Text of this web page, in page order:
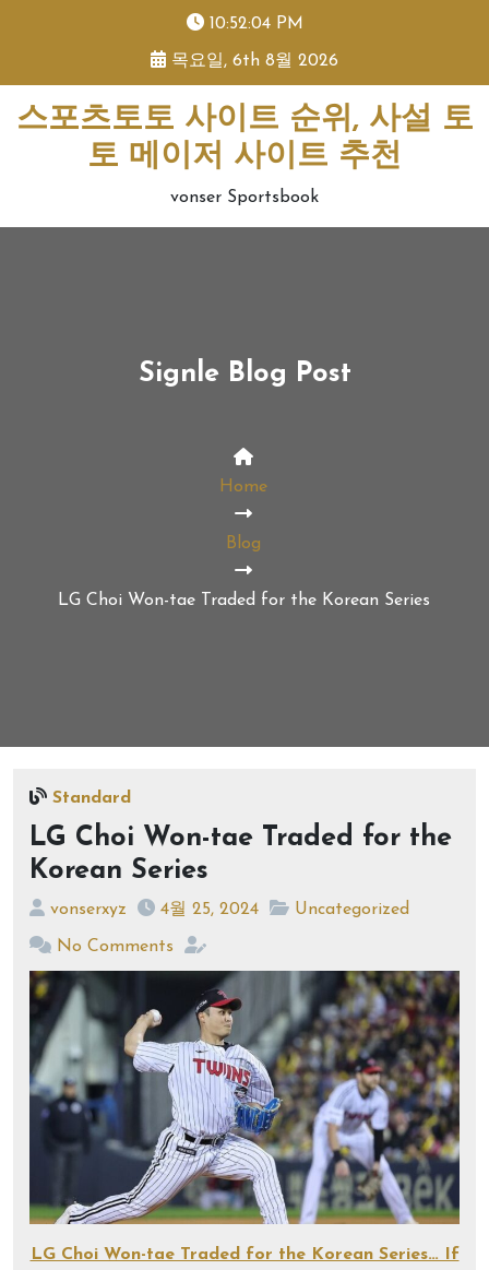
10:52:04 PM
목요일, 6th 8월 2026
스포츠토토 사이트 순위, 사설 토
토 메이저 사이트 추천
vonser Sportsbook
Signle Blog Post
Home
Blog
LG Choi Won-tae Traded for the Korean Series
Standard
LG Choi Won-tae Traded for the
Korean Series
vonserxyz 4월 25, 2024 Uncategorized
No Comments
LG Choi Won-tae Traded for the Korean Series… If